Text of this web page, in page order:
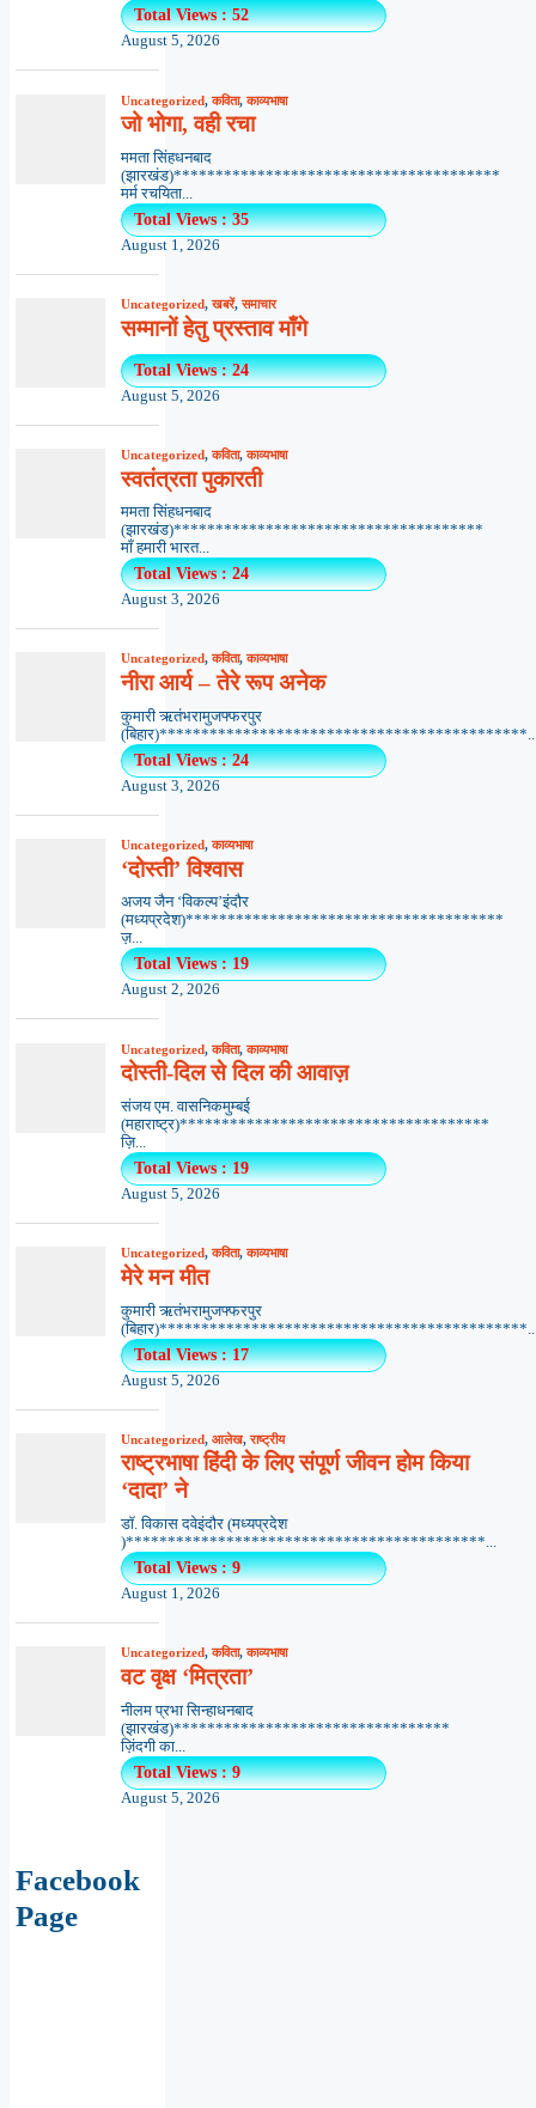
Total Views : 52
August 5, 2026
Uncategorized,कविता,काव्यभाषा
जो भोगा, वही रचा
ममता सिंहधनबाद
(झारखंड)***************************************
मर्म रचयिता...
Total Views : 35
August 1, 2026
Uncategorized,खबरें,समाचार
सम्मानों हेतु प्रस्ताव माँगे
Total Views : 24
August 5, 2026
Uncategorized,कविता,काव्यभाषा
स्वतंत्रता पुकारती
ममता सिंहधनबाद
(झारखंड)*************************************
माँ हमारी भारत...
Total Views : 24
August 3, 2026
Uncategorized,कविता,काव्यभाषा
नीरा आर्य – तेरे रूप अनेक
कुमारी ऋतंभरामुजफ्फरपुर
Total Views : 24
August 3, 2026
Uncategorized,काव्यभाषा
‘दोस्ती’ विश्वास
अजय जैन ‘विकल्प’इंदौर
(मध्यप्रदेश)**************************************
ज़...
Total Views : 19
August 2, 2026
Uncategorized,कविता,काव्यभाषा
दोस्ती-दिल से दिल की आवाज़
संजय एम. वासनिकमुम्बई
(महाराष्ट्र)*************************************
ज़ि...
Total Views : 19
August 5, 2026
Uncategorized,कविता,काव्यभाषा
मेरे मन मीत
कुमारी ऋतंभरामुजफ्फरपुर
Total Views : 17
August 5, 2026
Uncategorized, आलेख,राष्ट्रीय
राष्ट्रभाषा हिंदी के लिए संपूर्ण जीवन होम किया
‘दादा’ ने
डॉ. विकास दवेइंदौर (मध्यप्रदेश
)*******************************************...
Total Views : 9
August 1, 2026
Uncategorized,कविता,काव्यभाषा
वट वृक्ष ‘मित्रता’
नीलम प्रभा सिन्हाधनबाद
(झारखंड)*********************************
ज़िंदगी का...
Total Views : 9
August 5, 2026
Facebook
Page